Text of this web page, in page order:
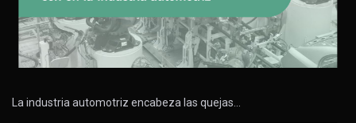
La industria automotriz encabeza las quejas…